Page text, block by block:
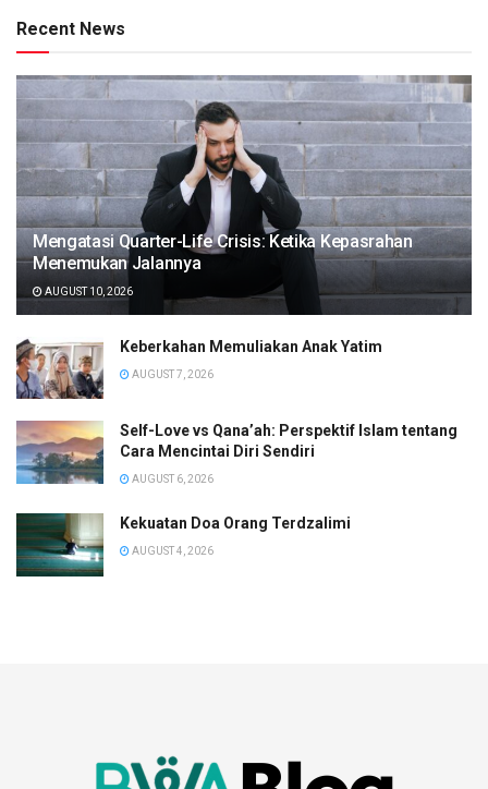
Recent News
Mengatasi Quarter-Life Crisis: Ketika Kepasrahan
Menemukan Jalannya
AUGUST 10, 2026
Keberkahan Memuliakan Anak Yatim
AUGUST 7, 2026
Self-Love vs Qana’ah: Perspektif Islam tentang
Cara Mencintai Diri Sendiri
AUGUST 6, 2026
Kekuatan Doa Orang Terdzalimi
AUGUST 4, 2026